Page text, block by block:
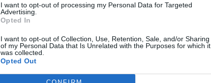
I want to opt-out of processing my Personal Data for Targeted
Advertising.
Opted In
I want to opt-out of Collection, Use, Retention, Sale, and/or Sharing
of my Personal Data that Is Unrelated with the Purposes for which it
was collected.
Opted Out